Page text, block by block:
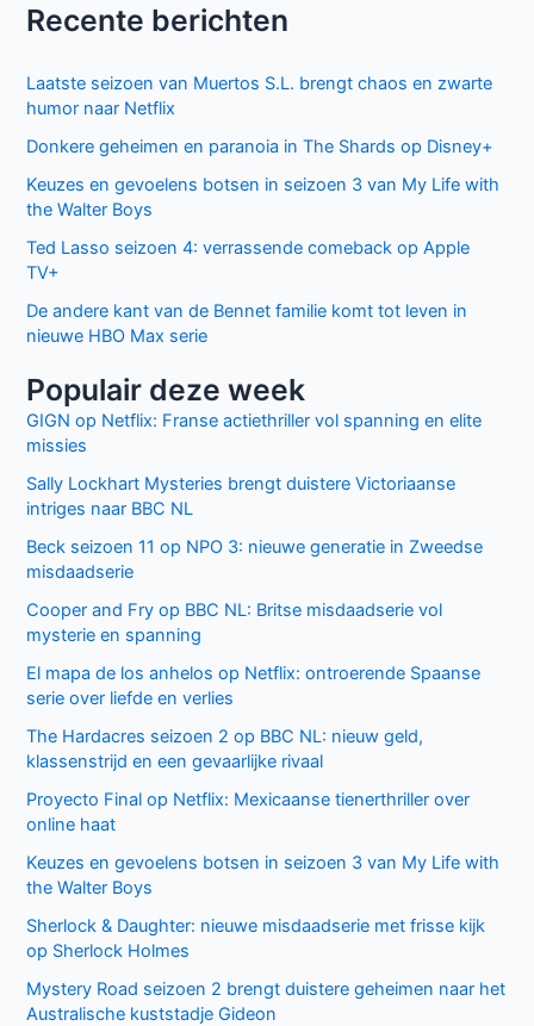
Recente berichten
Laatste seizoen van Muertos S.L. brengt chaos en zwarte
humor naar Netflix
Donkere geheimen en paranoia in The Shards op Disney+
Keuzes en gevoelens botsen in seizoen 3 van My Life with
the Walter Boys
Ted Lasso seizoen 4: verrassende comeback op Apple
TV+
De andere kant van de Bennet familie komt tot leven in
nieuwe HBO Max serie
Populair deze week
GIGN op Netflix: Franse actiethriller vol spanning en elite
missies
Sally Lockhart Mysteries brengt duistere Victoriaanse
intriges naar BBC NL
Beck seizoen 11 op NPO 3: nieuwe generatie in Zweedse
misdaadserie
Cooper and Fry op BBC NL: Britse misdaadserie vol
mysterie en spanning
El mapa de los anhelos op Netflix: ontroerende Spaanse
serie over liefde en verlies
The Hardacres seizoen 2 op BBC NL: nieuw geld,
klassenstrijd en een gevaarlijke rivaal
Proyecto Final op Netflix: Mexicaanse tienerthriller over
online haat
Keuzes en gevoelens botsen in seizoen 3 van My Life with
the Walter Boys
Sherlock & Daughter: nieuwe misdaadserie met frisse kijk
op Sherlock Holmes
Mystery Road seizoen 2 brengt duistere geheimen naar het
Australische kuststadje Gideon